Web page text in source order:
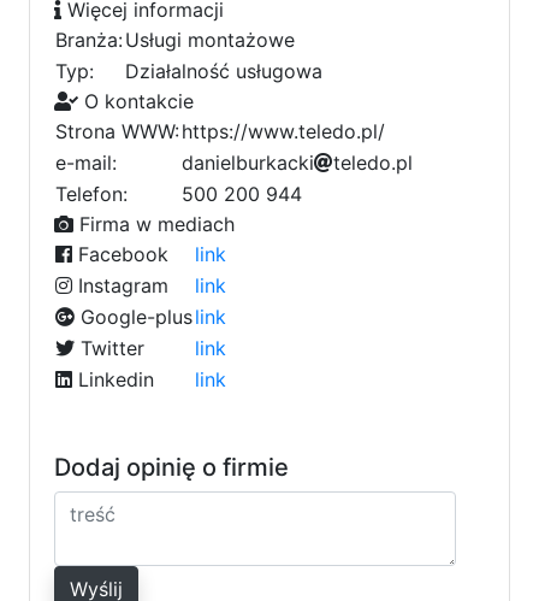
Więcej informacji
Branża:Usługi montażowe
Typ:
Działalność usługowa
O kontakcie
Strona WWW:https://www.teledo.pl/
e-mail:
danie9
f
lb7
4
urkack3
i
5
t1
eledof
.pl
Telefon:
500 200 944
Firma w mediach
Facebook
link
Instagram
link
Google-pluslink
Twitter
link
Linkedin
link
Dodaj opinię o firmie
Wyślij